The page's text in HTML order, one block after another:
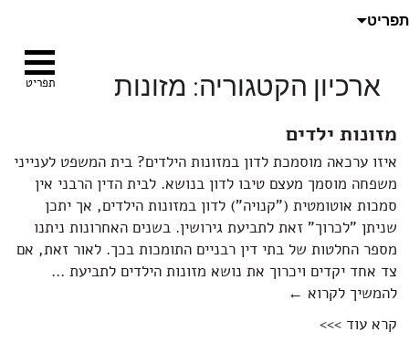
תפריט
ארכיון הקטגוריה: מזונות
מזונות ילדים
איזו ערכאה מוסמכת לדון במזונות הילדים? בית המשפט לענייני
משפחה מוסמך מעצם טיבו לדון בנושא. לבית הדין הרבני אין
סמכות אוטומטית ("קנויה") לדון במזונות הילדים, אך יתכן
שניתן "לכרוך" זאת לתביעת גירושין. בשנים האחרונות ניתנו
מספר החלטות של בתי דין רבניים התומכות בכך. לאור זאת, אם
צד אחד יקדים ויכרוך את נושא מזונות הילדים לתביעת …
להמשיך לקרוא מזונות ילדים
←
קרא עוד >>>
תפריט